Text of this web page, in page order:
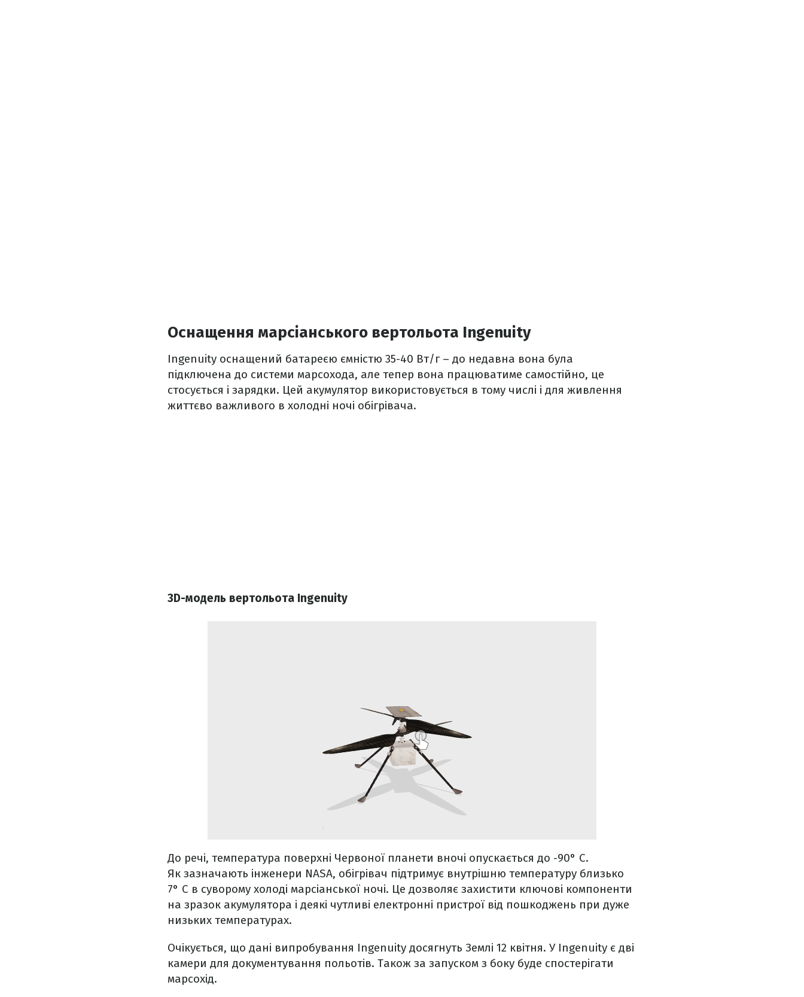
Оснащення марсіанського вертольота Ingenuity
Ingenuity оснащений батареєю ємністю 35-40 Вт/г – до недавна вона була
підключена до системи марсохода, але тепер вона працюватиме самостійно, це
стосується і зарядки. Цей акумулятор використовується в тому числі і для живлення
життєво важливого в холодні ночі обігрівача.
3D-модель вертольота Ingenuity
До речі, температура поверхні Червоної планети вночі опускається до -90° C.
Як зазначають інженери NASA, обігрівач підтримує внутрішню температуру близько
7° C в суворому холоді марсіанської ночі. Це дозволяє захистити ключові компоненти
на зразок акумулятора і деякі чутливі електронні пристрої від пошкоджень при дуже
низьких температурах.
Очікується, що дані випробування Ingenuity досягнуть Землі 12 квітня. У Ingenuity є дві
камери для документування польотів. Також за запуском з боку буде спостерігати
марсохід.